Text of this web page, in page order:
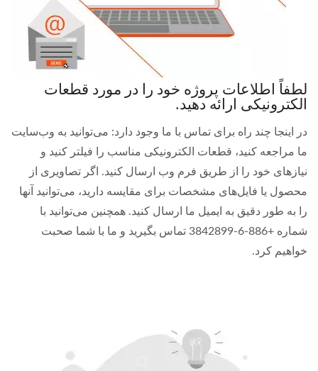
لطفاً اطلاعات پروژه خود را در مورد قطعات
الکترونیکی ارائه دهید.
در اینجا چند راه برای تماس با ما وجود دارد: می‌توانید به وب‌سایت
ما مراجعه کنید، قطعات الکترونیکی مناسب را فیلتر کنید و
نیازهای خود را از طریق فرم وب ارسال کنید. اگر تصاویری از
محصول یا فایل‌های مشخصات برای مقایسه دارید، می‌توانید آنها
را به طور دقیق به ایمیل ما ارسال کنید. همچنین می‌توانید با
شماره +886-6-3842899 تماس بگیرید و ما با شما صحبت
خواهیم کرد.